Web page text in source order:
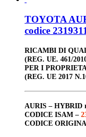
TOYOTA
codice 2319311
RICAMBI DI
(REG. UE. 461/
PER I
(REG. UE 2017
AURIS – HYBRID
CODICE ISAM –
CODICE